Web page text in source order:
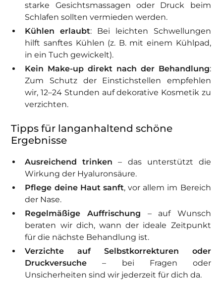
starke Gesichtsmassagen oder Druck beim
Schlafen sollten vermieden werden.
Kühlen erlaubt: Bei leichten Schwellungen
hilft sanftes Kühlen (z. B. mit einem Kühlpad,
in ein Tuch gewickelt).
Kein Make-up direkt nach der Behandlung:
Zum Schutz der Einstichstellen empfehlen
wir, 12–24 Stunden auf dekorative Kosmetik zu
verzichten.
Tipps für langanhaltend schöne
Ergebnisse
Ausreichend trinken – das unterstützt die
Wirkung der Hyaluronsäure.
Pflege deine Haut sanft, vor allem im Bereich
der Nase.
Regelmäßige Auffrischung – auf Wunsch
beraten wir dich, wann der ideale Zeitpunkt
für die nächste Behandlung ist.
Verzichte auf Selbstkorrekturen oder
Druckversuche – bei Fragen oder
Unsicherheiten sind wir jederzeit für dich da.